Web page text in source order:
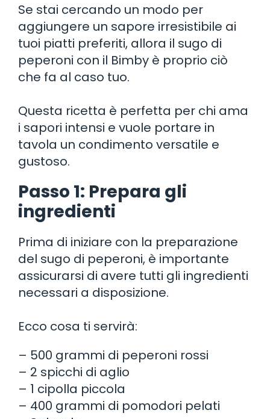
Se stai cercando un modo per
aggiungere un sapore irresistibile ai
tuoi piatti preferiti, allora il sugo di
peperoni con il Bimby è proprio ciò
che fa al caso tuo.
Questa ricetta è perfetta per chi ama
i sapori intensi e vuole portare in
tavola un condimento versatile e
gustoso.
Passo 1: Prepara gli
ingredienti
Prima di iniziare con la preparazione
del sugo di peperoni, è importante
assicurarsi di avere tutti gli ingredienti
necessari a disposizione.
Ecco cosa ti servirà:
– 500 grammi di peperoni rossi
– 2 spicchi di aglio
– 1 cipolla piccola
– 400 grammi di pomodori pelati